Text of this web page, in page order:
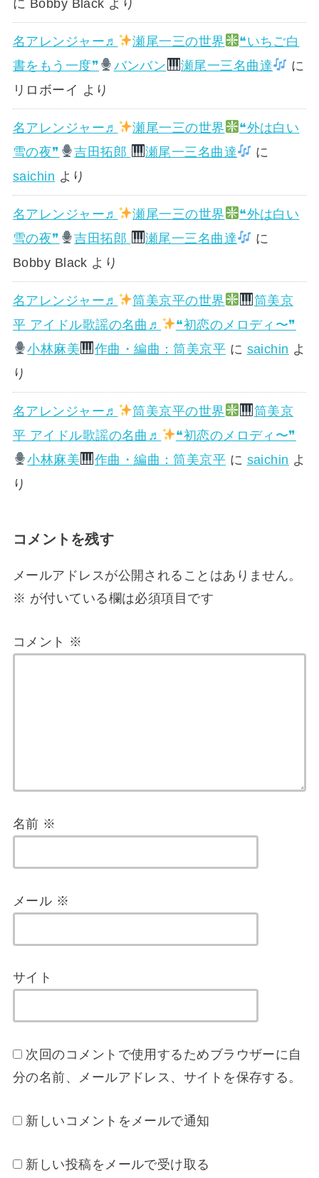
に Bobby Black より
名アレンジャー♬ 瀬尾一三の世界
❝いちご白
書をもう一度❞
バンバン 瀬尾一三名曲達
に
リロボーイ より
名アレンジャー♬ 瀬尾一三の世界
❝外は白い
雪の夜❞
吉田拓郎 瀬尾一三名曲達
に
saichin より
名アレンジャー♬ 瀬尾一三の世界
❝外は白い
雪の夜❞
吉田拓郎 瀬尾一三名曲達
に
Bobby Black より
名アレンジャー♬ 筒美京平の世界
筒美京
平 アイドル歌謡の名曲♬
❝初恋のメロディ〜❞
小林麻美
作曲・編曲：筒美京平 に saichin よ
り
名アレンジャー♬ 筒美京平の世界
筒美京
平 アイドル歌謡の名曲♬
❝初恋のメロディ〜❞
小林麻美
作曲・編曲：筒美京平 に saichin よ
り
コメントを残す
メールアドレスが公開されることはありません。
※ が付いている欄は必須項目です
コメント ※
名前 ※
メール ※
サイト
次回のコメントで使用するためブラウザーに自
分の名前、メールアドレス、サイトを保存する。
新しいコメントをメールで通知
新しい投稿をメールで受け取る